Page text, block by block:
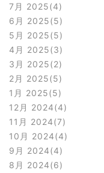
7月 2025 4
6月 2025 5
5月 2025 5
4月 2025 3
3月 2025 2
2月 2025 5
1月 2025 5
12月 2024 4
11月 2024 7
10月 2024 4
9月 2024 4
8月 2024 6